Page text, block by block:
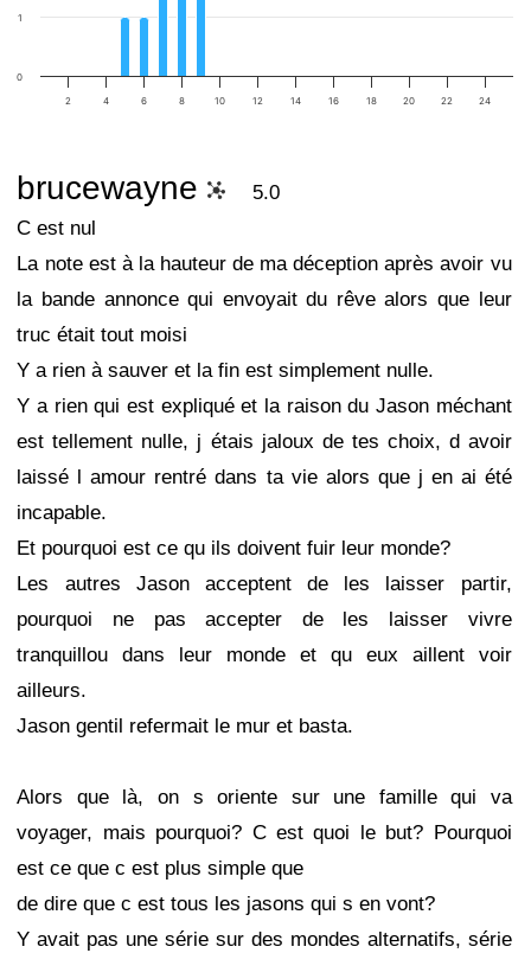
2 4 6 8 10 12 14 16 18 20 22 24
0
1
brucewayne
5.0
C est nul
La note est à la hauteur de ma déception après avoir vu
la bande annonce qui envoyait du rêve alors que leur
truc était tout moisi
Y a rien à sauver et la fin est simplement nulle.
Y a rien qui est expliqué et la raison du Jason méchant
est tellement nulle, j étais jaloux de tes choix, d avoir
laissé l amour rentré dans ta vie alors que j en ai été
incapable.
Et pourquoi est ce qu ils doivent fuir leur monde?
Les autres Jason acceptent de les laisser partir,
pourquoi ne pas accepter de les laisser vivre
tranquillou dans leur monde et qu eux aillent voir
ailleurs.
Jason gentil refermait le mur et basta.
Alors que là, on s oriente sur une famille qui va
voyager, mais pourquoi? C est quoi le but? Pourquoi
est ce que c est plus simple que
de dire que c est tous les jasons qui s en vont?
Y avait pas une série sur des mondes alternatifs, série